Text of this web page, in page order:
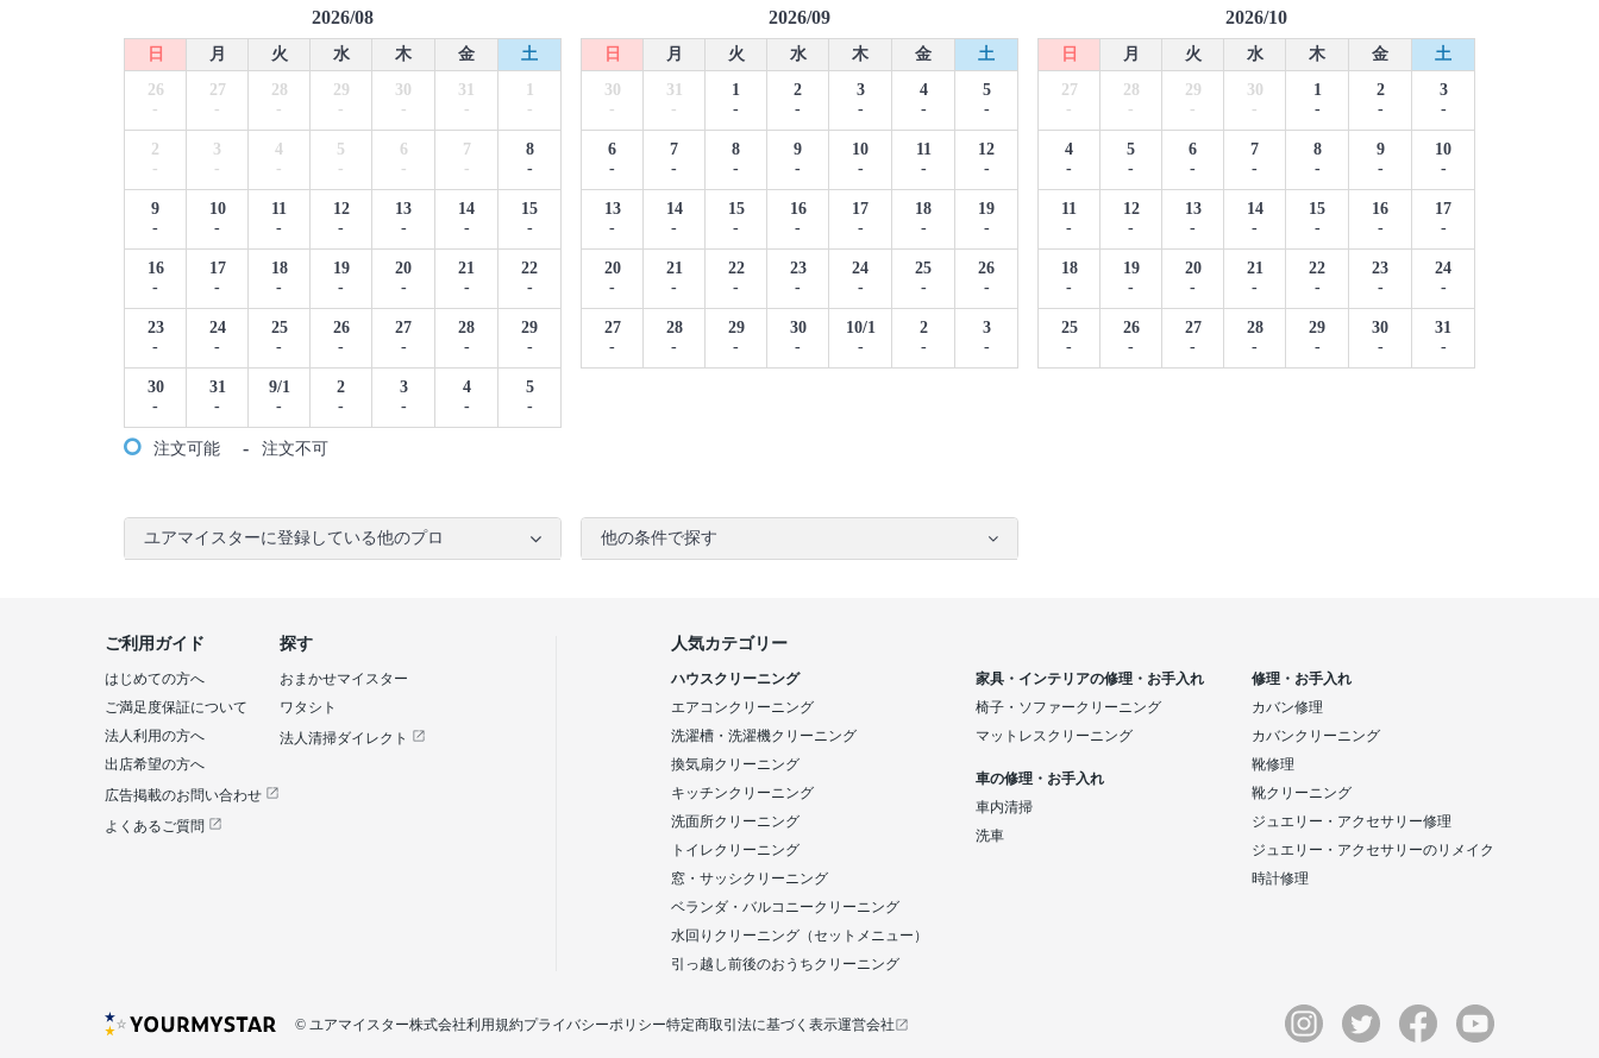
2026/08
日 月 火 水 木 金
土
26
-
27
-
28
-
29
-
30
-
31
-
1
-
2
-
3
-
4
-
5
-
6
-
7
-
8
-
9
-
10
-
11
-
12
-
13
-
14
-
15
-
16
-
17
-
18
-
19
-
20
-
21
-
22
-
23
-
24
-
25
-
26
-
27
-
28
-
29
-
30
-
31
-
9/1
-
2
-
3
-
4
-
5
-
2026/09
日 月 火 水 木 金
土
30
-
31
-
1
-
2
-
3
-
4
-
5
-
6
-
7
-
8
-
9
-
10
-
11
-
12
-
13
-
14
-
15
-
16
-
17
-
18
-
19
-
20
-
21
-
22
-
23
-
24
-
25
-
26
-
27
-
28
-
29
-
30
-
10/1
-
2
-
3
-
2026/10
日 月 火 水 木 金
土
27
-
28
-
29
-
30
-
1
-
2
-
3
-
4
-
5
-
6
-
7
-
8
-
9
-
10
-
11
-
12
-
13
-
14
-
15
-
16
-
17
-
18
-
19
-
20
-
21
-
22
-
23
-
24
-
25
-
26
-
27
-
28
-
29
-
30
-
31
-
注文可能 - 注文不可
ユアマイスターに登録している他のプロ 他の条件で探す
探す
おまかせマイスター
ワタシト
法人清掃ダイレクト
ご利用ガイド
はじめての方へ
ご満足度保証について
法人利用の方へ
出店希望の方へ
広告掲載のお問い合わせ
よくあるご質問
人気カテゴリー
ハウスクリーニング
エアコンクリーニング
洗濯槽・洗濯機クリーニング
換気扇クリーニング
キッチンクリーニング
洗面所クリーニング
トイレクリーニング
窓・サッシクリーニング
ベランダ・バルコニークリーニング
水回りクリーニング（セットメニュー）
引っ越し前後のおうちクリーニング
家具・インテリアの修理・お手入れ
椅子・ソファークリーニング
マットレスクリーニング
車の修理・お手入れ
車内清掃
洗車
修理・お手入れ
カバン修理
カバンクリーニング
靴修理
靴クリーニング
ジュエリー・アクセサリー修理
ジュエリー・アクセサリーのリメイク
時計修理
利用規約プライバシーポリシー特定商取引法に基づく表示運営会社
© ユアマイスター株式会社